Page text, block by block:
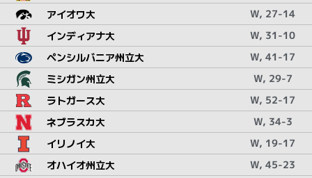
アイオワ大 W, 27-14
インディアナ大 W, 31-10
ペンシルバニア州立大 W, 41-17
ミシガン州立大 W, 29-7
ラトガース大 W, 52-17
ネブラスカ大 W, 34-3
イリノイ大 W, 19-17
オハイオ州立大 W, 45-23